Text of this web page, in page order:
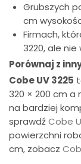
Grubszych
cm
Firmach,
3220, ale nie
Porównaj z
Cobe UV 3225
320 × 200 cm a
na bardziej
sprawdźCobe
powierzchni
cm, zobacz